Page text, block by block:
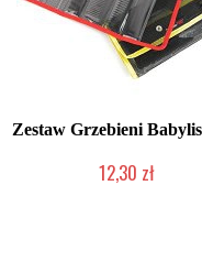
Zestaw Grzebieni
12,30 zł